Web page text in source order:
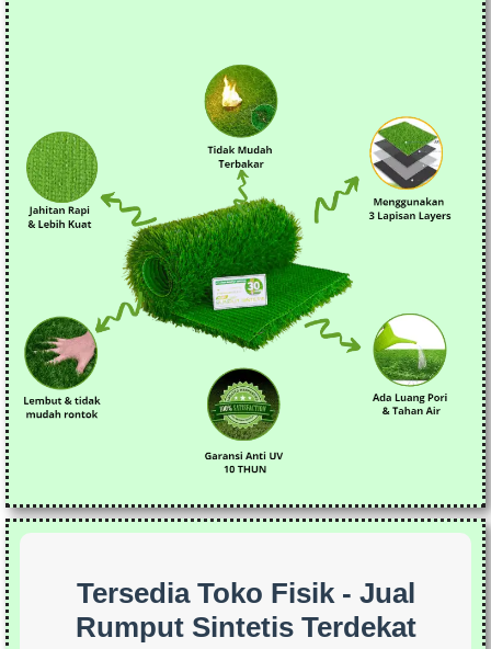
Tersedia Toko Fisik - Jual
Rumput Sintetis Terdekat